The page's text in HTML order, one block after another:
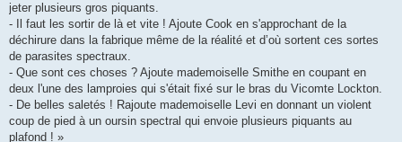
jeter plusieurs gros piquants.
- Il faut les sortir de là et vite ! Ajoute Cook en s'approchant de la
déchirure dans la fabrique même de la réalité et d’où sortent ces sortes
de parasites spectraux.
- Que sont ces choses ? Ajoute mademoiselle Smithe en coupant en
deux l'une des lamproies qui s'était fixé sur le bras du Vicomte Lockton.
- De belles saletés ! Rajoute mademoiselle Levi en donnant un violent
coup de pied à un oursin spectral qui envoie plusieurs piquants au
plafond ! »